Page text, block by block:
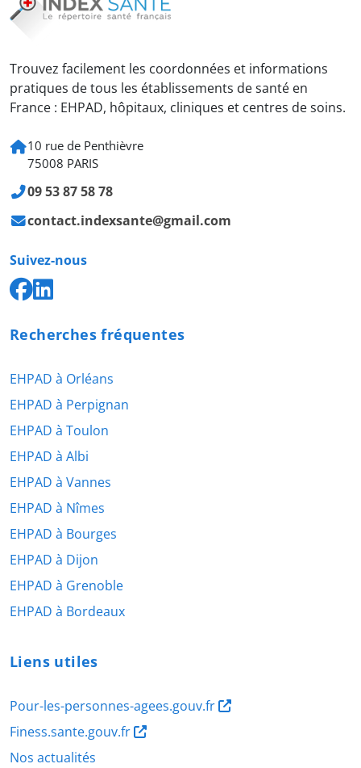
Trouvez facilement les coordonnées et informations
pratiques de tous les établissements de santé en
France : EHPAD, hôpitaux, cliniques et centres de soins.
10 rue de Penthièvre
75008 PARIS
09 53 87 58 78
contact.indexsante@gmail.com
Suivez-nous
Recherches fréquentes
EHPAD à Orléans
EHPAD à Perpignan
EHPAD à Toulon
EHPAD à Albi
EHPAD à Vannes
EHPAD à Nîmes
EHPAD à Bourges
EHPAD à Dijon
EHPAD à Grenoble
EHPAD à Bordeaux
Liens utiles
Pour-les-personnes-agees.gouv.fr
Finess.sante.gouv.fr
Nos actualités